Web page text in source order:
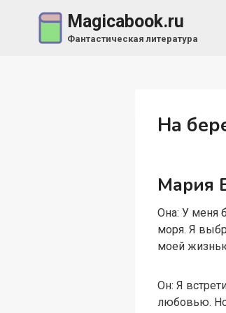
содержимому
Magicabook.ru
Фантастическая литература
На
Мария
Она: У меня
моря. Я
моей
Он: Я
любовью. Но